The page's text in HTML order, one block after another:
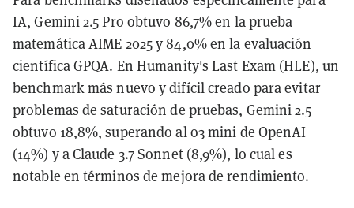
IA, Gemini 2.5 Pro obtuvo 86,7% en la prueba
matemática AIME 2025 y 84,0% en la evaluación
científica GPQA. En Humanity's Last Exam (HLE), un
benchmark más nuevo y difícil creado para evitar
problemas de saturación de pruebas, Gemini 2.5
obtuvo 18,8%, superando al o3 mini de OpenAI
(14%) y a Claude 3.7 Sonnet (8,9%), lo cual es
notable en términos de mejora de rendimiento.